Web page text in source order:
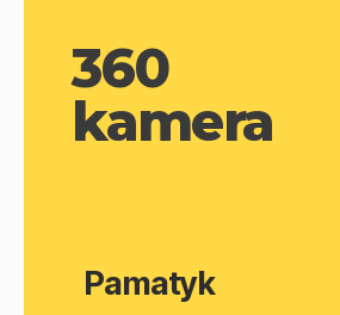
360
kamera
Pamatyk